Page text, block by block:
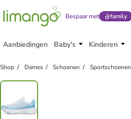
Bespaar met family
Aanbiedingen Baby's Kinderen
Shop Dames Schoenen Sportschoenen